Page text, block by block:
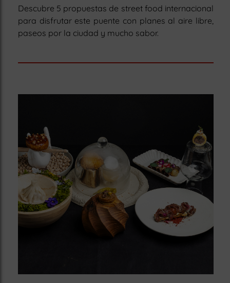
Descubre 5 propuestas de street food internacional
para disfrutar este puente con planes al aire libre,
paseos por la ciudad y mucho sabor.